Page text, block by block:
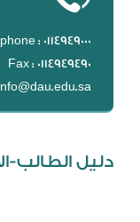
نظام
MYAES
: 0114949000
Fax : 0114949490
دليل الطالب-